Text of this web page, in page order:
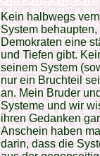
Kein halbwegs
System
Demokraten eine
und Tiefen gibt.
seinem System
nur ein Bruchteil
an. Mein Bruder
Systeme und wir
ihren Gedanken
Anschein haben
darin, dass die